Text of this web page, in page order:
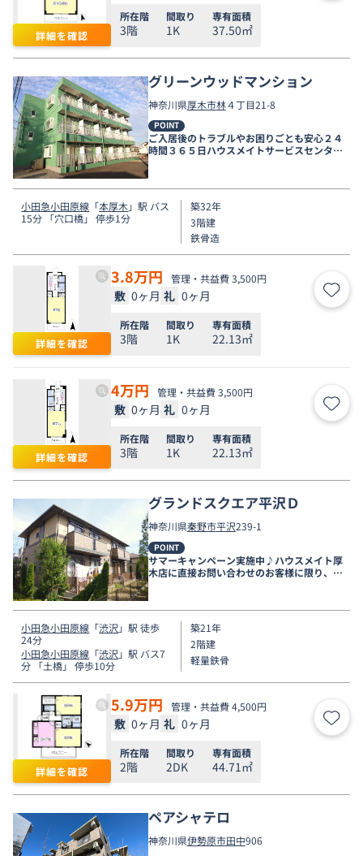
詳細を確認
所在階
3階
間取り
1K
専有面積
37.50㎡
グリーンウッドマンション
神奈川県厚木市林４丁目21-8
POINT
ご入居後のトラブルやお困りごとも安心２４
時間３６５日ハウスメイトサービスセンター
電話受付対応。
小田急小田原線 「本厚木」駅 バス
15分 「穴口橋」 停歩1分
築32年
3階建
鉄骨造
詳細を確認
3.8万円 管理・共益費 3,500円
敷 0ヶ月 礼 0ヶ月 お気
所在階
3階
間取り
1K
専有面積
22.13㎡
詳細を確認
4万円 管理・共益費 3,500円
敷 0ヶ月 礼 0ヶ月 お気
所在階
3階
間取り
1K
専有面積
22.13㎡
グランドスクエア平沢Ｄ
神奈川県秦野市平沢239-1
POINT
サマーキャンペーン実施中♪ハウスメイト厚
木店に直接お問い合わせのお客様に限り、９
月末まで家賃無料♪
小田急小田原線 「渋沢 」駅 徒歩
24分
小田急小田原線 「渋沢 」駅 バス7
分 「土橋」 停歩10分
築21年
2階建
軽量鉄骨
詳細を確認
5.9万円 管理・共益費 4,500円
敷 0ヶ月 礼 0ヶ月 お気
所在階
2階
間取り
2DK
専有面積
44.71㎡
ペアシャテロ
神奈川県伊勢原市田中906